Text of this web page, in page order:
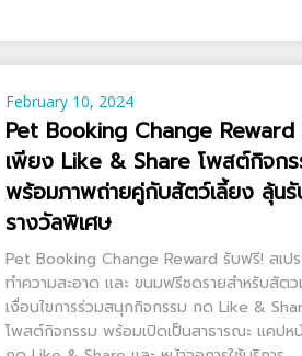
February 10, 2024
Pet Booking Change Reward
เพียง Like & Share โพสต์กิจก
พร้อมภาพถ่ายคู่กับสัตว์เลี้ยง ลุ้น
รางวัลพิเศษ
Pet Booking Change Reward รับฟรี! สเป
ทำความสะอาด และ ขนมฟรีซดรายสำหรับสัตว
เงื่อนไขการร่วมสนุกกิจกรรม กด Like &
โพสต์กิจกรรม พร้อมเปิดเป็นสาธารณะ แคปห